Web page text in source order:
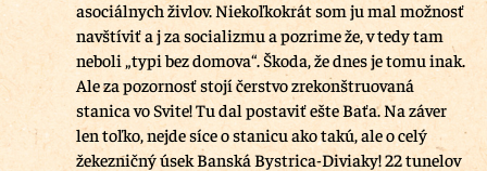
asociálnych živlov. Niekoľkokrát som ju mal možnosť
navštíviť a j za socializmu a pozrime že, v tedy tam
neboli „typi bez domova“. Škoda, že dnes je tomu inak.
Ale za pozornosť stojí čerstvo zrekonštruovaná
stanica vo Svite! Tu dal postaviť ešte Baťa. Na záver
len toľko, nejde síce o stanicu ako takú, ale o celý
žekezničný úsek Banská Bystrica-Diviaky! 22 tunelov